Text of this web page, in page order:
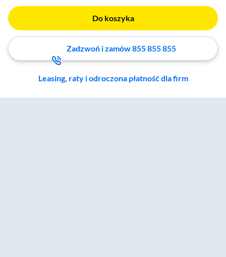
Do koszyka
Zadzwoń i zamów 855 855 855
Leasing, raty i odroczona płatność dla firm